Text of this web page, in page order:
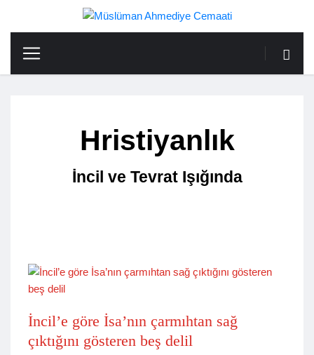
Hristiyanlık
İncil ve Tevrat Işığında
İncil’e göre İsa’nın çarmıhtan sağ
çıktığını gösteren beş delil